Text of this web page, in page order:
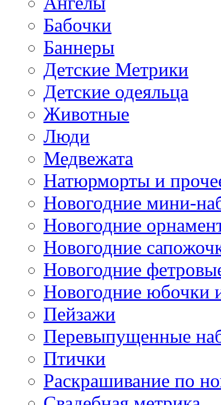
Бабочки
Баннеры
Детские Метрики
Детские одеяльца
Животные
Люди
Медвежата
Натюрморты и
Новогодние мини-
Новогодние
Новогодние
Новогодние
Новогодние юбочки
Пейзажи
Перевыпущенные
Птички
Раскрашивание по